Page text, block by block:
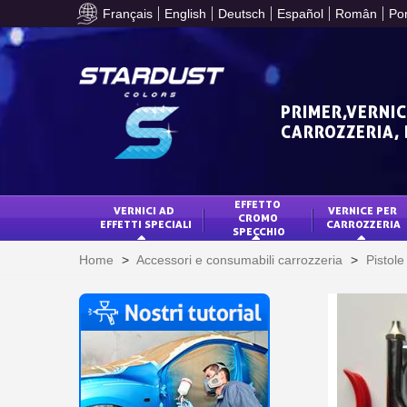
Français English Deutsch Español Român
VERNICI AD
EFFETTI SPECIALI
EFFETTO
CROMO
SPECCHIO
VERNICE PER
CARROZZERIA
Home > Accessori e consumabili carrozzeria >